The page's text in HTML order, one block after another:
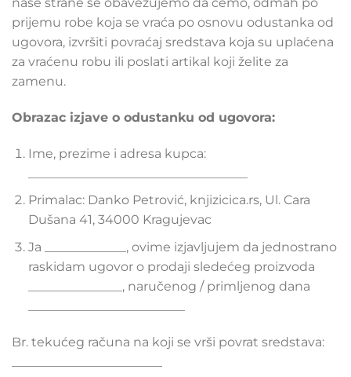
prijemu robe koja se vraća po osnovu odustanka od
ugovora, izvršiti povraćaj sredstava koja su uplaćena
za vraćenu robu ili poslati artikal koji želite za
zamenu.
Obrazac izjave o odustanku od ugovora:
Ime, prezime i adresa kupca:
Primalac: Danko Petrović, knjizicica.rs, Ul. Cara
Dušana 41, 34000 Kragujevac
Ja _____________, ovime izjavljujem da jednostrano
raskidam ugovor o prodaji sledećeg proizvoda
_______________, naručenog / primljenog dana
Br. tekućeg računa na koji se vrši povrat sredstava: